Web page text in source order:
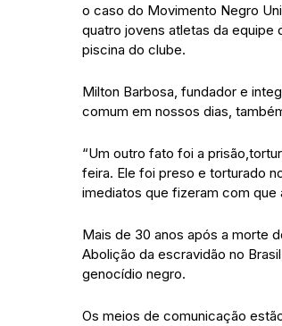
o caso do Movimento Negro
quatro jovens atletas da equipe
piscina do clube.
Milton Barbosa, fundador e
comum em nossos dias,
“Um outro fato foi a
feira. Ele foi preso e torturado
imediatos que fizeram com que
Mais de 30 anos após a morte
Abolição da escravidão no
genocídio negro.
Os meios de comunicação